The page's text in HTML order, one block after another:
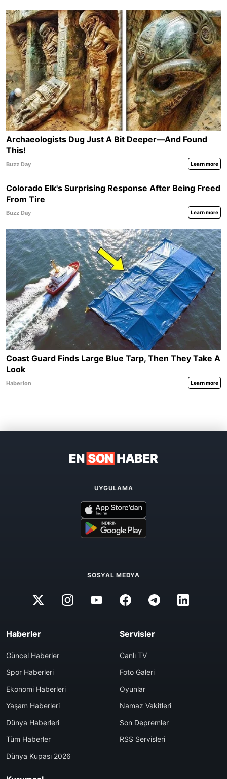
UYGULAMA
SOSYAL MEDYA
Haberler
Güncel Haberler
Spor Haberleri
Ekonomi Haberleri
Yaşam Haberleri
Dünya Haberleri
Tüm Haberler
Dünya Kupası 2026
Servisler
Canlı TV
Foto Galeri
Oyunlar
Namaz Vakitleri
Son Depremler
RSS Servisleri